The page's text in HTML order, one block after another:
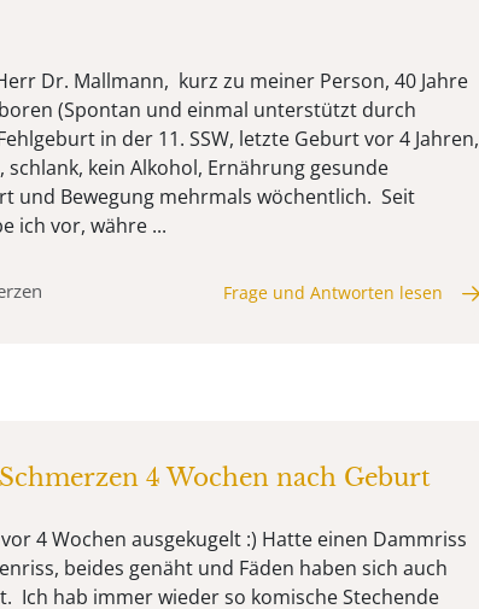
Dr. Mallmann, kurz zu meiner Person, 40 Jahre
(Spontan und einmal unterstützt durch
in der 11. SSW, letzte Geburt vor 4 Jahren,
kein Alkohol, Ernährung gesunde
und Bewegung mehrmals wöchentlich. Seit
ich vor, währe ...
Frage und Antworten lesen
4 Wochen nach Geburt
4 Wochen ausgekugelt :) Hatte einen Dammriss
beides genäht und Fäden haben sich auch
Ich hab immer wieder so komische Stechende